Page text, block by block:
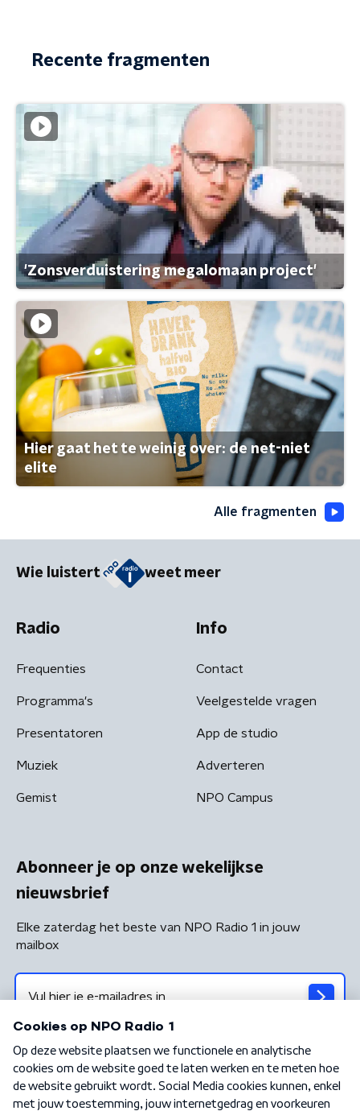
Recente fragmenten
'Zonsverduistering megalomaan project'
Hier gaat het te weinig over: de net-niet
elite
Alle fragmenten
Wie luistert weet meer
Radio
Frequenties
Programma's
Presentatoren
Muziek
Gemist
Info
Contact
Veelgestelde vragen
App de studio
Adverteren
NPO Campus
Abonneer je op onze wekelijkse
nieuwsbrief
Elke zaterdag het beste van NPO Radio 1 in jouw
mailbox
Algemene voorwaarden Privacybeleid